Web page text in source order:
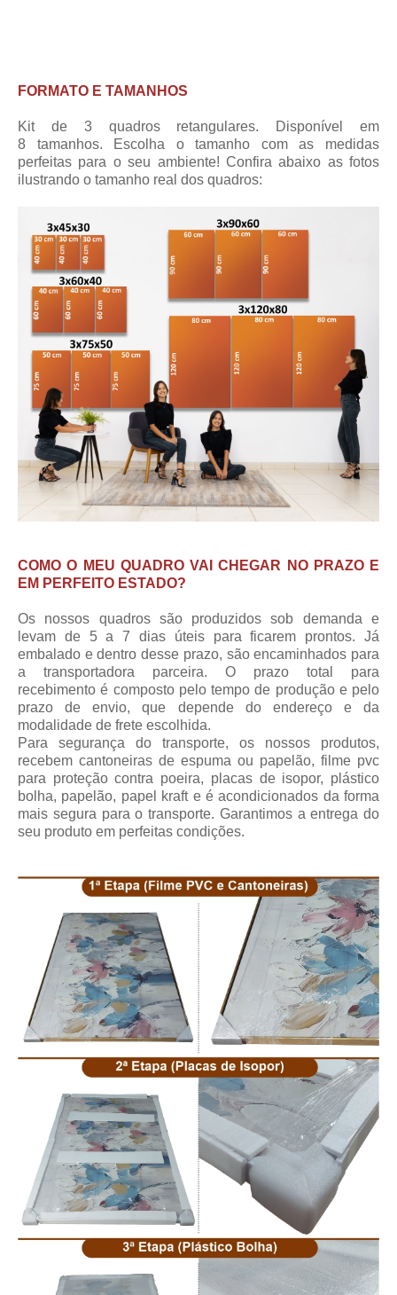
FORMATO E TAMANHOS
Kit de 3 quadros retangulares. Disponível em
8 tamanhos. Escolha o tamanho com as medidas
perfeitas para o seu ambiente! Confira abaixo as fotos
ilustrando o tamanho real dos quadros:
COMO O MEU QUADRO VAI CHEGAR NO PRAZO E
EM PERFEITO ESTADO?
Os nossos quadros são produzidos sob demanda e
levam de 5 a 7 dias úteis para ficarem prontos. Já
embalado e dentro desse prazo, são encaminhados para
a transportadora parceira. O prazo total para
recebimento é composto pelo tempo de produção e pelo
prazo de envio, que depende do endereço e da
modalidade de frete escolhida.
Para segurança do transporte, os nossos produtos,
recebem cantoneiras de espuma ou papelão, filme pvc
para proteção contra poeira, placas de isopor, plástico
bolha, papelão, papel kraft e é acondicionados da forma
mais segura para o transporte. Garantimos a entrega do
seu produto em perfeitas condições.